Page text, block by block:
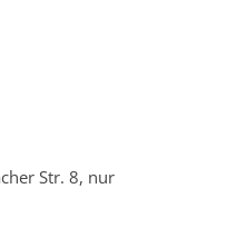
Str. 8, nur